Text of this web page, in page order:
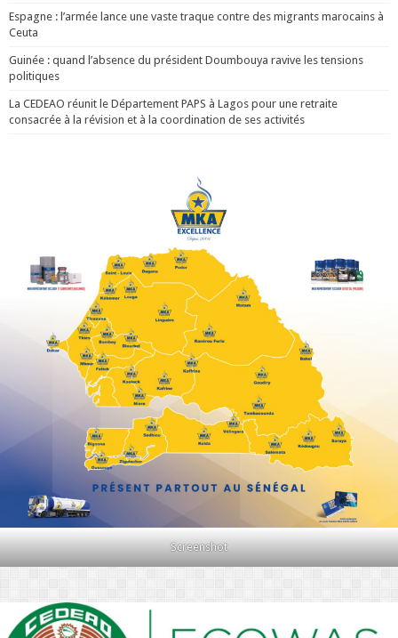
Espagne : l’armée lance une vaste traque contre des migrants marocains à
Ceuta
Guinée : quand l’absence du président Doumbouya ravive les tensions
politiques
La CEDEAO réunit le Département PAPS à Lagos pour une retraite
consacrée à la révision et à la coordination de ses activités
Screenshot